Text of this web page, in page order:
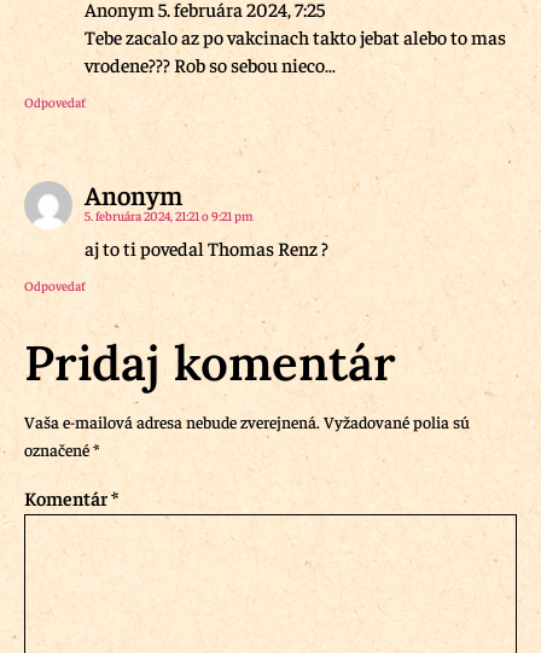
Anonym 5. februára 2024, 7:25
Tebe zacalo az po vakcinach takto jebat alebo to mas
vrodene??? Rob so sebou nieco…
Odpovedať
Anonym
5. februára 2024, 21:21 o 9:21 pm
aj to ti povedal Thomas Renz ?
Odpovedať
Pridaj komentár
Vaša e-mailová adresa nebude zverejnená.Vyžadované polia sú
označené*
Komentár*